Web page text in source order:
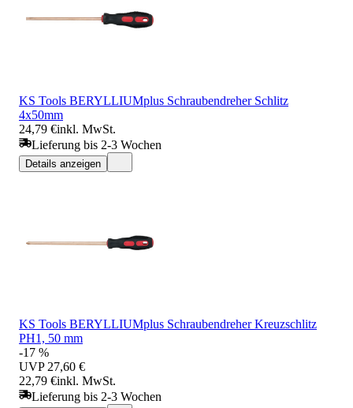
KS Tools BERYLLIUMplus Schraubendreher Schlitz
4x50mm
24,79 €inkl. MwSt.
Lieferung bis 2-3 Wochen
Details anzeigen
KS Tools BERYLLIUMplus Schraubendreher Kreuzschlitz
PH1, 50 mm
-17 %
UVP 27,60 €
22,79 €inkl. MwSt.
Lieferung bis 2-3 Wochen